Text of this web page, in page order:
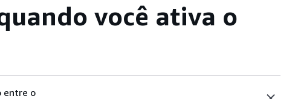
você ativa o
entre o